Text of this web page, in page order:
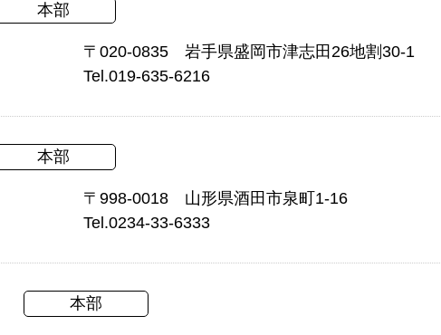
本部
〒020-0835 岩手県盛岡市津志田26地割30-1
Tel.019-635-6216
本部
〒998-0018 山形県酒田市泉町1-16
Tel.0234-33-6333
本部